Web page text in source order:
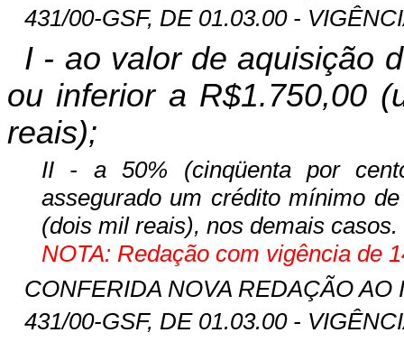
431/00-GSF, DE 01.03.00 -
I - ao valor de aquisição
ou inferior a R$1.750,00
reais);
II - a 50% (cinqüenta por
assegurado um crédito mínimo
(dois mil reais), nos demais casos.
NOTA: Redação com vigência de
CONFERIDA NOVA REDAÇÃO AO
431/00-GSF, DE 01.03.00 -